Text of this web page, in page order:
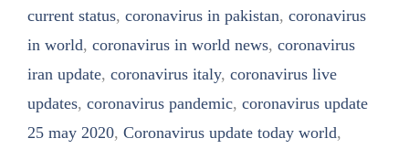
current status, coronavirus in pakistan, coronavirus
in world, coronavirus in world news, coronavirus
iran update, coronavirus italy, coronavirus live
updates, coronavirus pandemic, coronavirus update
25 may 2020, Coronavirus update today world,